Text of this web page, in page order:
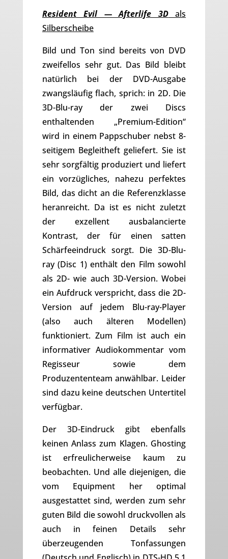
Resident Evil — Afterlife 3Dals
Silberscheibe
Bild und Ton sind bereits von DVD
zweifellos sehr gut. Das Bild bleibt
natürlich bei der DVD-Ausgabe
zwangsläufig flach, sprich: in 2D. Die
3D-Blu-ray der zwei Discs
enthaltenden „Premium-Edition“
wird in einem Pappschuber nebst 8-
seitigem Begleitheft geliefert. Sie ist
sehr sorgfältig produziert und liefert
ein vorzügliches, nahezu perfektes
Bild, das dicht an die Referenzklasse
heranreicht. Da ist es nicht zuletzt
der exzellent ausbalancierte
Kontrast, der für einen satten
Schärfeeindruck sorgt. Die 3D-Blu-
ray (Disc 1) enthält den Film sowohl
als 2D- wie auch 3D-Version. Wobei
ein Aufdruck verspricht, dass die 2D-
Version auf jedem Blu-ray-Player
(also auch älteren Modellen)
funktioniert. Zum Film ist auch ein
informativer Audiokommentar vom
Regisseur sowie dem
Produzententeam anwählbar. Leider
sind dazu keine deutschen Untertitel
verfügbar.
Der 3D-Eindruck gibt ebenfalls
keinen Anlass zum Klagen. Ghosting
ist erfreulicherweise kaum zu
beobachten. Und alle diejenigen, die
vom Equipment her optimal
ausgestattet sind, werden zum sehr
guten Bild die sowohl druckvollen als
auch in feinen Details sehr
überzeugenden Tonfassungen